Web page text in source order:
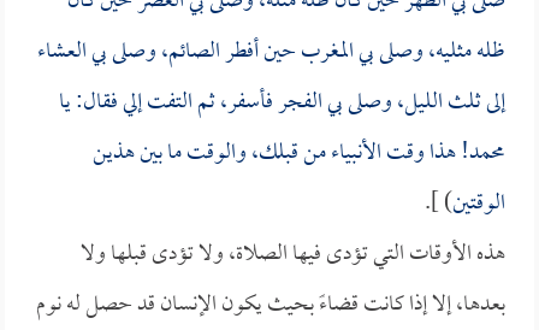
ظله مثليه، وصلى بي المغرب حين أفطر الصائم، وصلى بي العشاء
إلى ثلث الليل، وصلى بي الفجر فأسفر، ثم التفت إلي فقال: يا
محمد! هذا وقت الأنبياء من قبلك، والوقت ما بين هذين
الوقتين) ].
هذه الأوقات التي تؤدى فيها الصلاة، ولا تؤدى قبلها ولا
بعدها، إلا إذا كانت قضاءً بحيث يكون الإنسان قد حصل له نوم